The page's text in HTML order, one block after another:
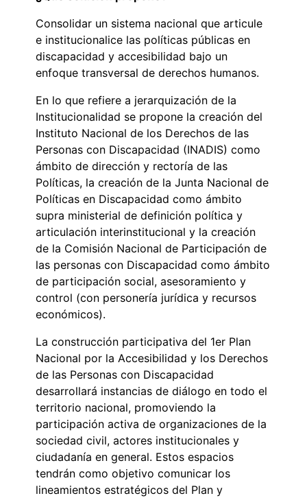
Consolidar un sistema nacional que articule
e institucionalice las políticas públicas en
discapacidad y accesibilidad bajo un
enfoque transversal de derechos humanos.
En lo que refiere a jerarquización de la
Institucionalidad se propone la creación del
Instituto Nacional de los Derechos de las
Personas con Discapacidad (INADIS) como
ámbito de dirección y rectoría de las
Políticas, la creación de la Junta Nacional de
Políticas en Discapacidad como ámbito
supra ministerial de definición política y
articulación interinstitucional y la creación
de la Comisión Nacional de Participación de
las personas con Discapacidad como ámbito
de participación social, asesoramiento y
control (con personería jurídica y recursos
económicos).
La construcción participativa del 1er Plan
Nacional por la Accesibilidad y los Derechos
de las Personas con Discapacidad
desarrollará instancias de diálogo en todo el
territorio nacional, promoviendo la
participación activa de organizaciones de la
sociedad civil, actores institucionales y
ciudadanía en general. Estos espacios
tendrán como objetivo comunicar los
lineamientos estratégicos del Plan y